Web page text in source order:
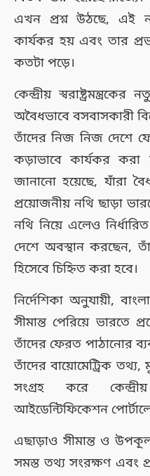
এখন প্রশ্ন উঠছে, এই
কার্যকর হয় এবং তার
কতটা পড়ে।
কেন্দ্রীয়
অবৈধভাবে বসবাসকারী
তাঁদের নিজ নিজ দেশে
কড়াভাবে কার্যকর করা
জানানো হয়েছে, যাঁরা
প্রয়োজনীয় নথি ছাড়া
নথি নিয়ে এলেও
দেশে অবস্থান করছেন,
হিসেবে চিহ্নিত করা হবে।
নির্দেশিকা অনুযায়ী,
সীমান্ত পেরিয়ে ভারতে
তাঁদের ফেরত পাঠানোর
তাঁদের বায়োমেট্রিক
সংগ্রহ করে কেন্দ্রীয়
আইডেন্টিফিকেশন
এছাড়াও সীমান্ত ও উপকূল
সমস্ত তথ্য সংরক্ষণ এবং